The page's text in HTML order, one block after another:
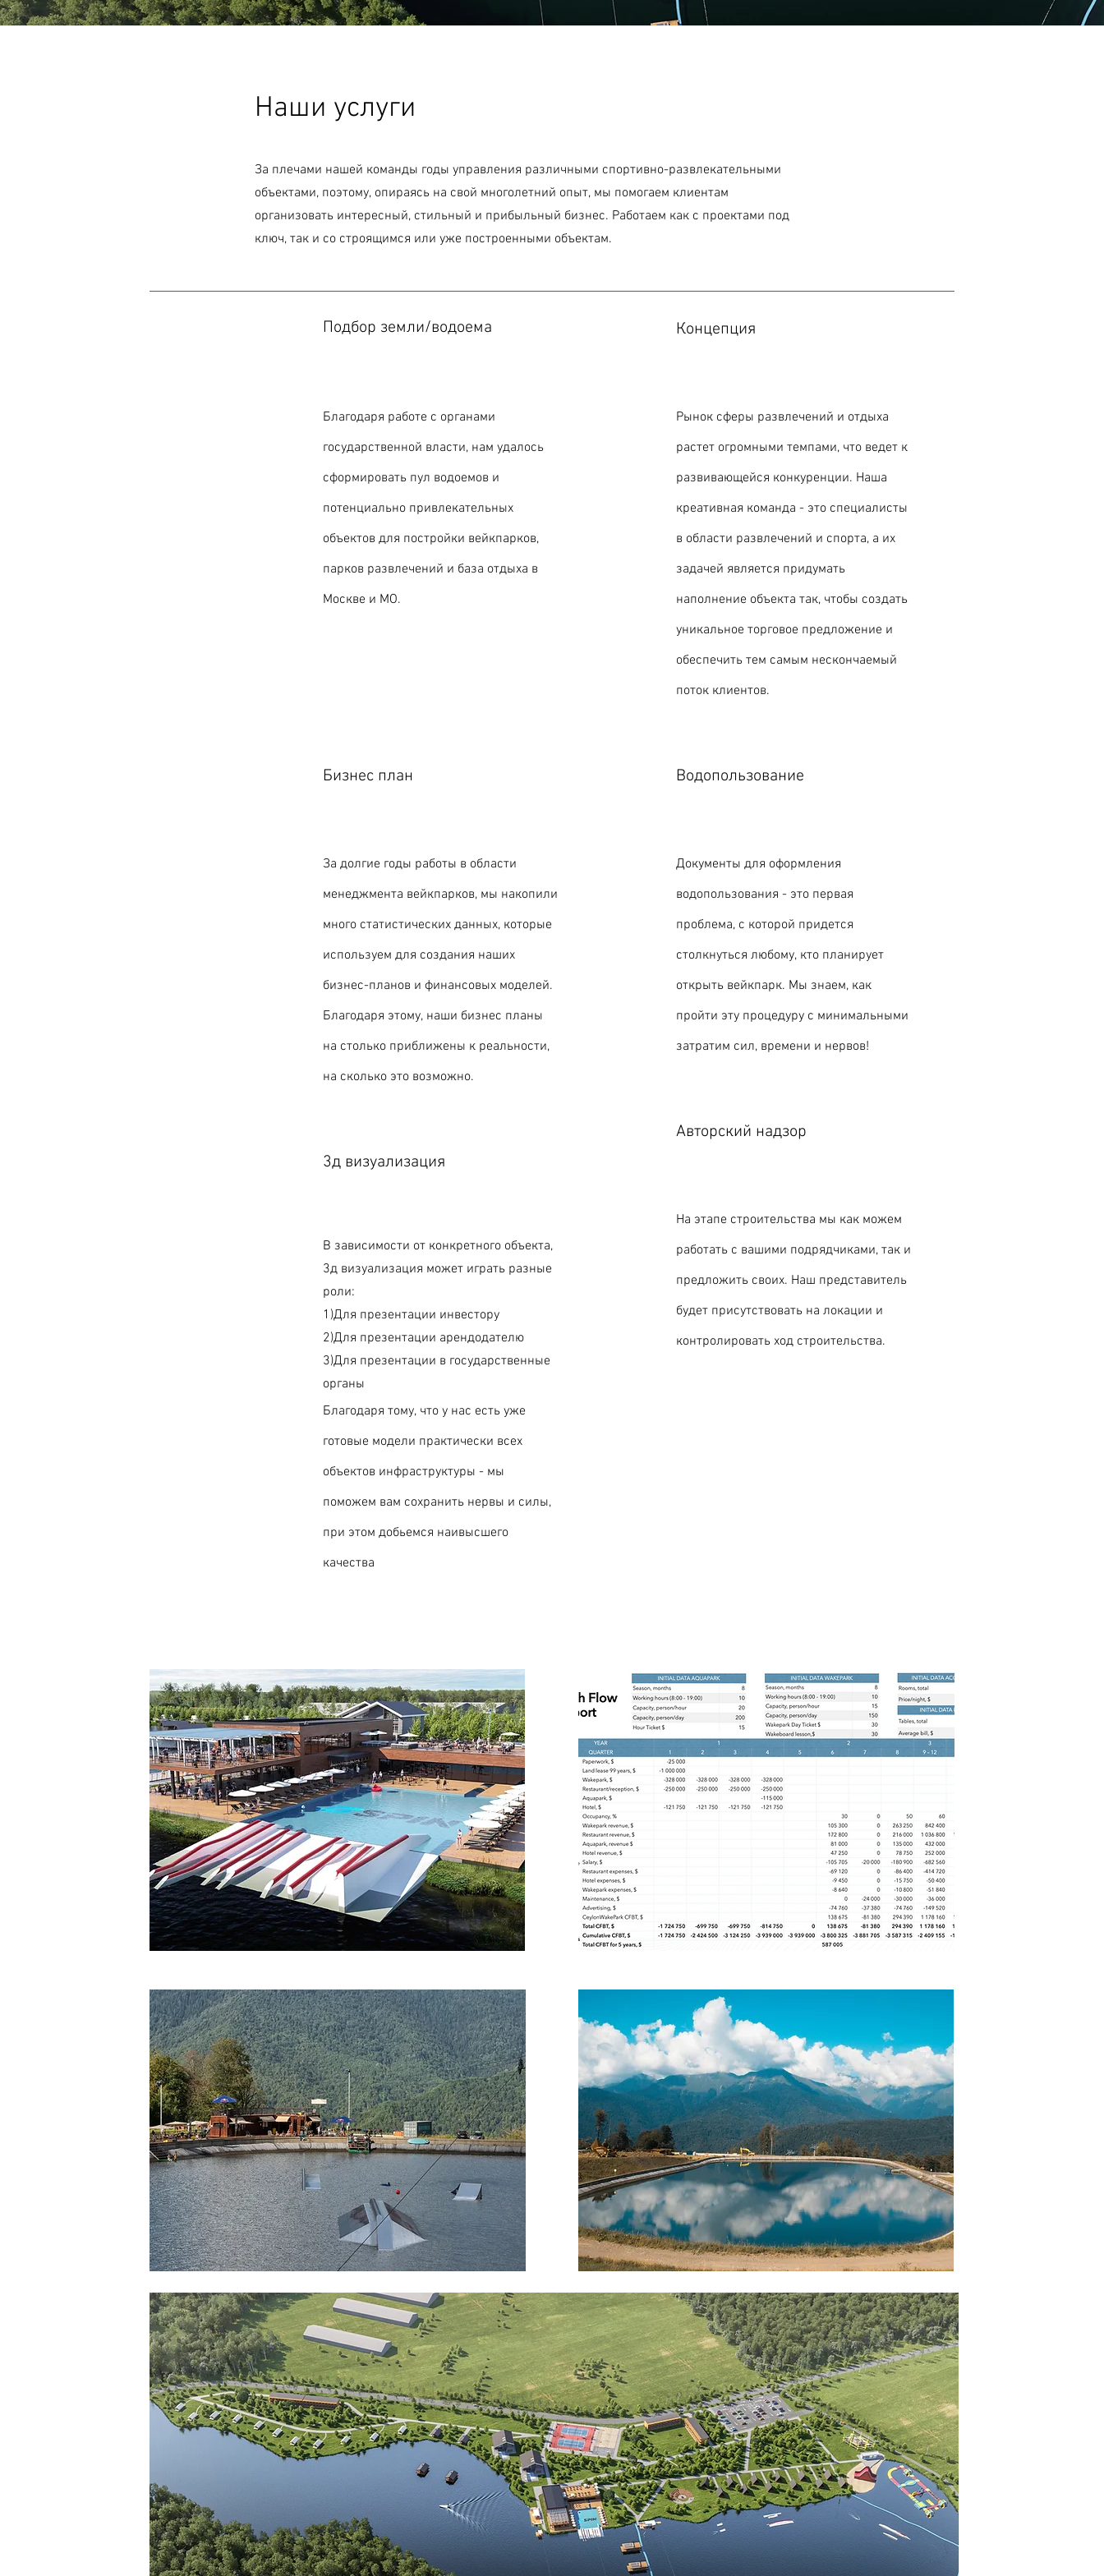
Наши услуги
За плечами нашей команды годы управления различными спортивно-развлекательными
объектами, поэтому, опираясь на свой многолетний опыт, мы помогаем клиентам
организовать интересный, стильный и прибыльный бизнес. Работаем как с проектами под
ключ, так и со строящимся или уже построенными объектам.
Подбор земли/водоема
Благодаря работе с органами
государственной власти, нам удалось
сформировать пул водоемов и
потенциально привлекательных
объектов для постройки вейкпарков,
парков развлечений и база отдыха в
Москве и МО.
Бизнес план
За долгие годы работы в области
менеджмента вейкпарков, мы накопили
много статистических данных, которые
используем для создания наших
бизнес-планов и финансовых моделей.
Благодаря этому, наши бизнес планы
на столько приближены к реальности,
на сколько это возможно.
3д визуализация
В зависимости от конкретного объекта,
3д визуализация может играть разные
роли:
1)Для презентации инвестору
2)Для презентации арендодателю
3)Для презентации в государственные
органы
Благодаря тому, что у нас есть уже
готовые модели практически всех
объектов инфраструктуры - мы
поможем вам сохранить нервы и силы,
при этом добьемся наивысшего
качества
Концепция
Рынок сферы развлечений и отдыха
растет огромными темпами, что ведет к
развивающейся конкуренции. Наша
креативная команда - это специалисты
в области развлечений и спорта, а их
задачей является придумать
наполнение объекта так, чтобы создать
уникальное торговое предложение и
обеспечить тем самым нескончаемый
поток клиентов.
Водопользование
Документы для оформления
водопользования - это первая
проблема, с которой придется
столкнуться любому, кто планирует
открыть вейкпарк. Мы знаем, как
пройти эту процедуру с минимальными
затратим сил, времени и нервов!
Авторский надзор
На этапе строительства мы как можем
работать с вашими подрядчиками, так и
предложить своих. Наш представитель
будет присутствовать на локации и
контролировать ход строительства.